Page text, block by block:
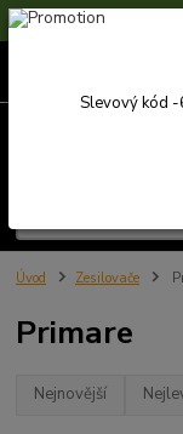
Sleva 6%
Úvod Zesilovače
Primare
Nejnovější
Slevový kód -